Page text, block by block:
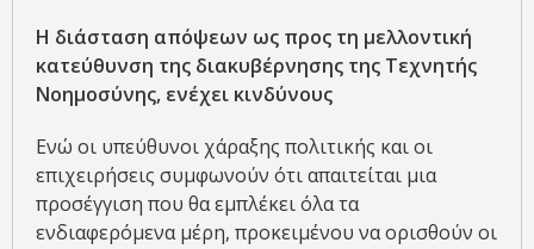
Η διάσταση απόψεων ως προς τη μελλοντική
κατεύθυνση της διακυβέρνησης της Τεχνητής
Νοημοσύνης, ενέχει κινδύνους
Ενώ οι υπεύθυνοι χάραξης πολιτικής και οι
επιχειρήσεις συμφωνούν ότι απαιτείται μια
προσέγγιση που θα εμπλέκει όλα τα
ενδιαφερόμενα μέρη, προκειμένου να ορισθούν οι